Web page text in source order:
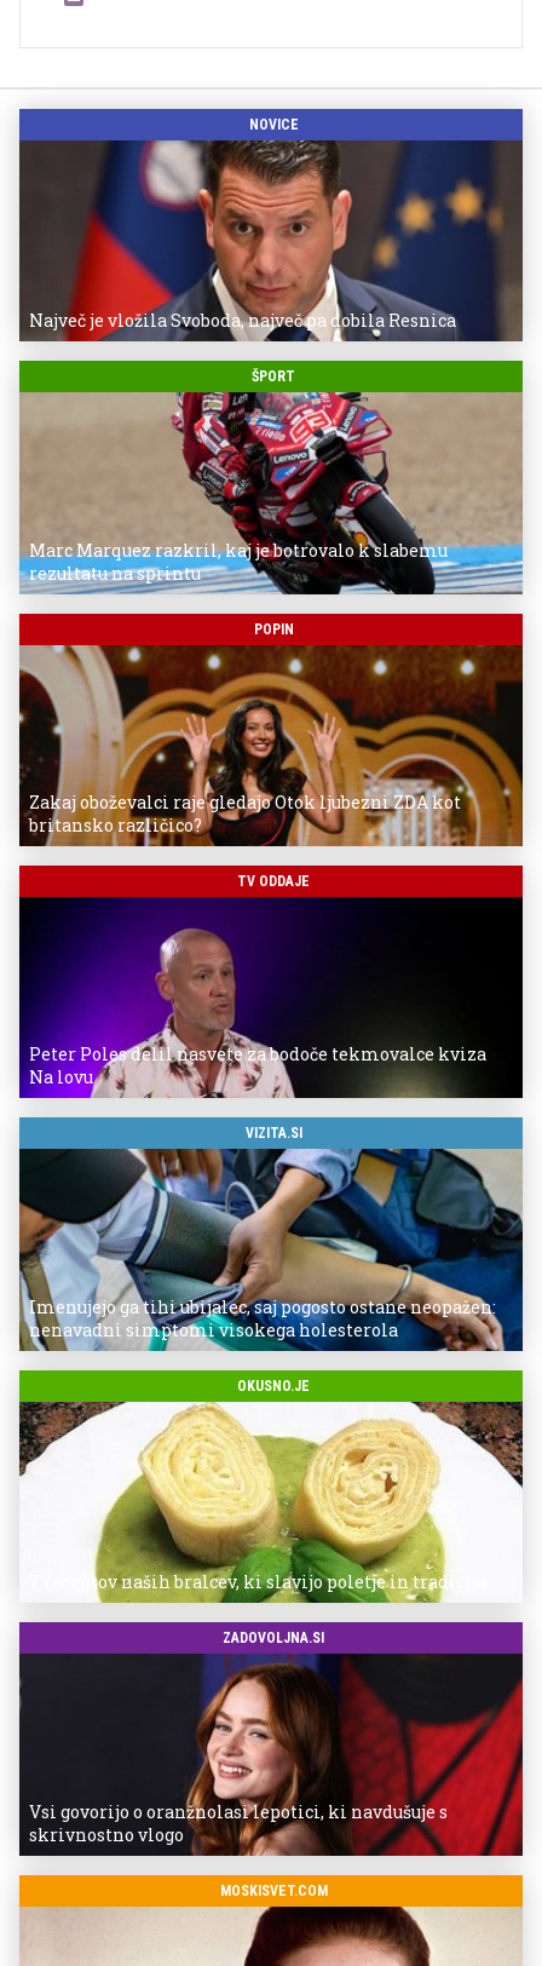
NOVICE
Največ je vložila Svoboda, največ pa dobila Resnica
ŠPORT
Marc Marquez razkril, kaj je botrovalo k slabemu
rezultatu na sprintu
POPIN
Zakaj oboževalci raje gledajo Otok ljubezni ZDA kot
britansko različico?
TV ODDAJE
Peter Poles delil nasvete za bodoče tekmovalce kviza
Na lovu
VIZITA.SI
Imenujejo ga tihi ubijalec, saj pogosto ostane neopažen:
nenavadni simptomi visokega holesterola
OKUSNO.JE
7 receptov naših bralcev, ki slavijo poletje in tradicijo
ZADOVOLJNA.SI
Vsi govorijo o oranžnolasi lepotici, ki navdušuje s
skrivnostno vlogo
MOSKISVET.COM